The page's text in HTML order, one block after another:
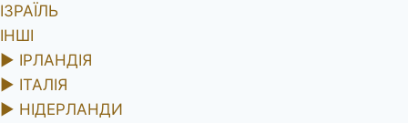
ІЗРАЇЛЬ
ІНШІ
► ІРЛАНДІЯ
► ІТАЛІЯ
► НІДЕРЛАНДИ